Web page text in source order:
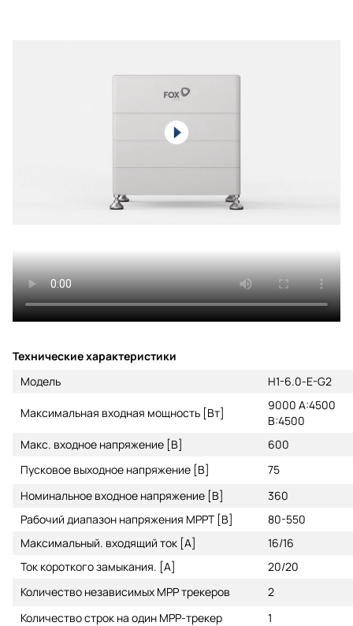
Технические характеристики
Модель
H1-6.0-E-G2
Максимальная входная мощность [Вт]
9000 A:4500
B:4500
Макс. входное напряжение [В]
600
Пусковое выходное напряжение [В]
75
Номинальное входное напряжение [В]
360
Рабочий диапазон напряжения MPPT [В]
80-550
Максимальный. входящий ток [A]
16/16
Ток короткого замыкания. [А]
20/20
Количество независимых MPP трекеров
2
Количество строк на один MPP-трекер
1